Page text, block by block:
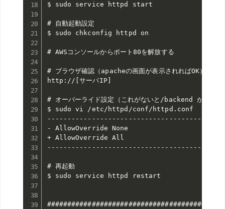
$ sudo service httpd start
# 自動起動設定
$ sudo chkconfig httpd on
# AWSコンソールからポート80を解放する
# ブラウザ確認（apacheの画面が表示されればOK）
http://[サーバIP]
# オーバーライド設定（これがないと/backend が動かな
$ sudo vi /etc/httpd/conf/httpd.conf
- AllowOverride None
+ AllowOverride All
# 再起動
$ sudo service httpd restart